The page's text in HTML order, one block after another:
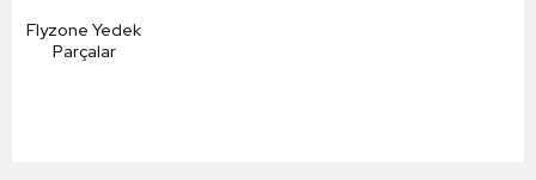
Flyzone Yedek
Parçalar